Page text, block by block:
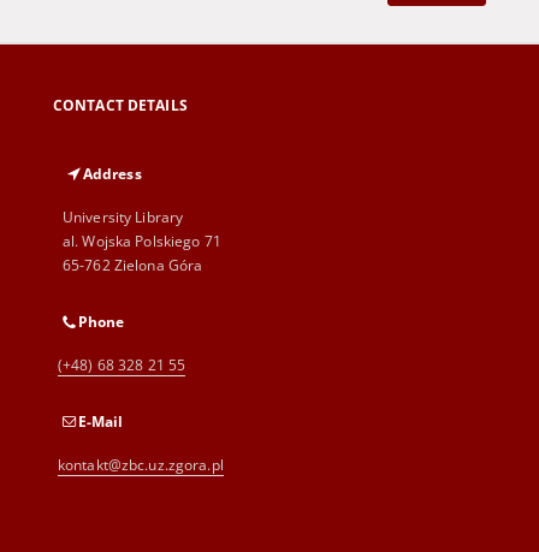
CONTACT DETAILS
Address
University Library
al. Wojska Polskiego 71
65-762 Zielona Góra
Phone
(+48) 68 328 21 55
E-Mail
kontakt@zbc.uz.zgora.pl